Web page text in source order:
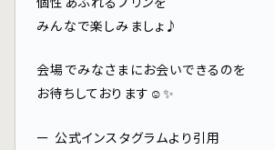
みんなで楽しみましょ♪
会場でみなさまにお会いできるのを
お待ちしております☺️✨
ー 公式インスタグラムより引用